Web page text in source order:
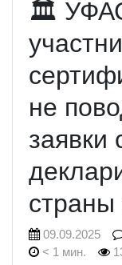
🏛️
не
заявки
страны
09.09.2025
< 1 мин.